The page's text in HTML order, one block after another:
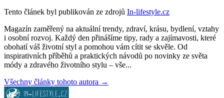
Tento článek byl publikován ze zdrojů In-lifestyle.cz
Magazín zaměřený na aktuální trendy, zdraví, krásu, bydlení, vztahy
i osobní rozvoj. Každý den přinášíme tipy, rady a zajímavosti, které
obohatí váš životní styl a pomohou vám cítit se skvěle. Od
inspirativních příběhů a praktických návodů po novinky ze světa
módy a zdravého životního stylu – vše...
Všechny články tohoto autora →